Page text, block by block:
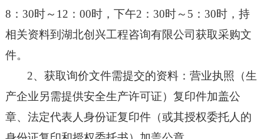
8： 30时～12：00时，下午2：30时～5：30时，持
相关资料到湖北创兴工程咨询有限公司获取采购文
件。
2、获取询价文件需提交的资料：营业执照（生
产企业另需提供安全生产许可证）复印件加盖公
章、法定代表人身份证复印件（或其授权委托人的